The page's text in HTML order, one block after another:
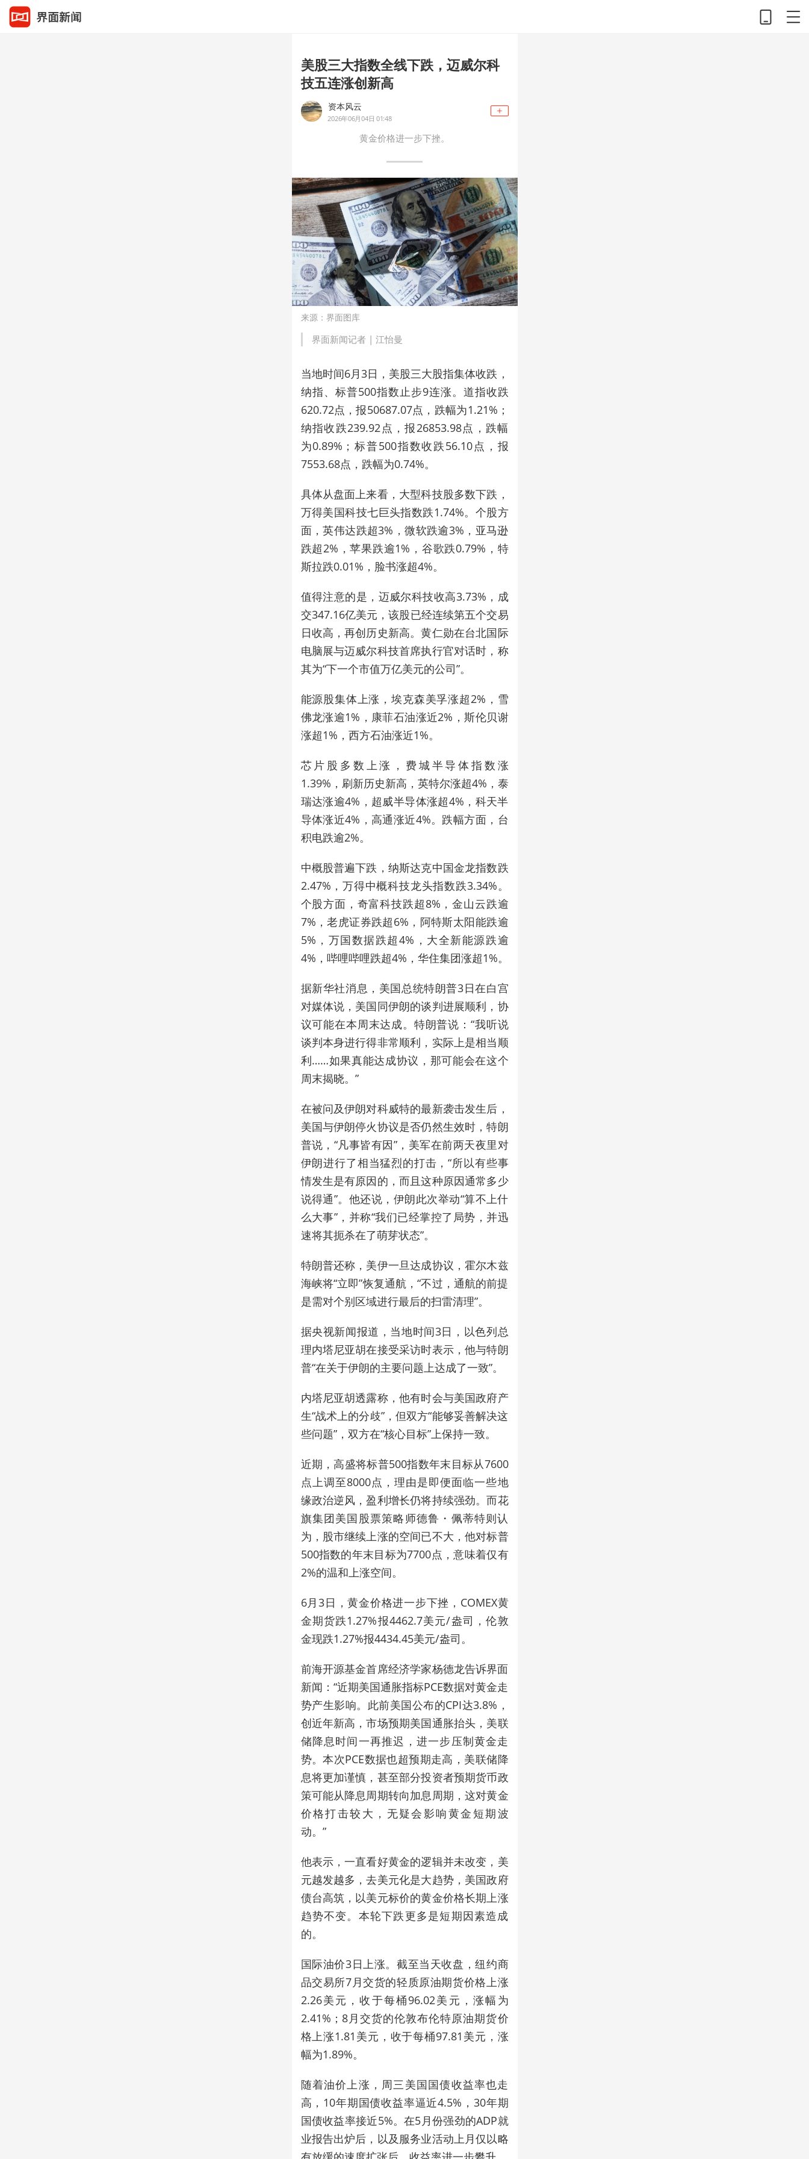
美股三大指数全线下跌，迈威尔科
技五连涨创新高
资本风云
2026年06月04日 01:48
黄金价格进一步下挫。
来源：界面图库
界面新闻记者 | 江怡曼
当地时间6月3日， 美股三大股指集体收跌，
纳指、标普500指数止步9连涨。道指收跌
620.72点，报50687.07点，跌幅为1.21%；
纳指收跌239.92点，报26853.98点，跌幅
为0.89%；标普500指数收跌56.10点，报
7553.68点，跌幅为0.74%。
具体从盘面上来看， 大型科技股多数下跌，
万得美国科技七巨头指数跌1.74%。个股方
面，英伟达跌超3%，微软跌逾3%，亚马逊
跌超2%，苹果跌逾1%，谷歌跌0.79%，特
斯拉跌0.01%，脸书涨超4%。
值得注意的是， 迈威尔科技收高3.73%，成
交347.16亿美元 ，该股已经连续第五个交易
日收高，再创历史新高。黄仁勋在台北国际
电脑展与迈威尔科技首席执行官对话时，称
其为“下一个市值万亿美元的公司”。
能源股集体上涨，埃克森美孚涨超2%，雪
佛龙涨逾1%，康菲石油涨近2%，斯伦贝谢
涨超1%，西方石油涨近1%。
芯片股多数上涨，费城半导体指数涨
1.39%，刷新历史新高，英特尔涨超4%，泰
瑞达涨逾4%，超威半导体涨超4%，科天半
导体涨近4%，高通涨近4%。跌幅方面，台
积电跌逾2%。
中概股普遍下跌，纳斯达克中国金龙指数跌
2.47%，万得中概科技龙头指数跌3.34%。
个股方面，奇富科技跌超8%，金山云跌逾
7%，老虎证券跌超6%，阿特斯太阳能跌逾
5%，万国数据跌超4%，大全新能源跌逾
4%，哔哩哔哩跌超4%，华住集团涨超1%。
据新华社消息，美国总统特朗普3日在白宫
对媒体说，美国同伊朗的谈判进展顺利，协
议可能在本周末达成。特朗普说：“我听说
谈判本身进行得非常顺利，实际上是相当顺
利……如果真能达成协议，那可能会在这个
周末揭晓。”
在被问及伊朗对科威特的最新袭击发生后，
美国与伊朗停火协议是否仍然生效时，特朗
普说，“凡事皆有因”，美军在前两天夜里对
伊朗进行了相当猛烈的打击，“所以有些事
情发生是有原因的，而且这种原因通常多少
说得通”。他还说，伊朗此次举动“算不上什
么大事”，并称“我们已经掌控了局势，并迅
速将其扼杀在了萌芽状态”。
特朗普还称，美伊一旦达成协议，霍尔木兹
海峡将“立即”恢复通航，“不过，通航的前提
是需对个别区域进行最后的扫雷清理”。
据央视新闻报道，当地时间3日，以色列总
理内塔尼亚胡在接受采访时表示，他与特朗
普“在关于伊朗的主要问题上达成了一致”。
内塔尼亚胡透露称，他有时会与美国政府产
生“战术上的分歧”，但双方“能够妥善解决这
些问题”，双方在“核心目标”上保持一致。
近期， 高盛将标普500指数年末目标从7600
点上调至8000点，理由是即便面临一些地
缘政治逆风，盈利增长仍将持续强劲。而花
旗集团美国股票策略师德鲁・佩蒂特则认
为，股市继续上涨的空间已不大，他对标普
500指数的年末目标为7700点，意味着仅有
2%的温和上涨空间。
6月3日，黄金价格进一步下挫，COMEX黄
金期货跌1.27%报4462.7美元/盎司，伦敦
金现跌1.27%报4434.45美元/盎司。
前海开源基金首席经济学家杨德龙告诉界面
新闻：“近期美国通胀指标PCE数据对黄金走
势产生影响。此前美国公布的CPI达3.8%，
创近年新高，市场预期美国通胀抬头，美联
储降息时间一再推迟，进一步压制黄金走
势。本次PCE数据也超预期走高，美联储降
息将更加谨慎，甚至部分投资者预期货币政
策可能从降息周期转向加息周期，这对黄金
价格打击较大，无疑会影响黄金短期波
动。”
他表示，一直看好黄金的逻辑并未改变，美
元越发越多，去美元化是大趋势，美国政府
债台高筑，以美元标价的黄金价格长期上涨
趋势不变。本轮下跌更多是短期因素造成
的。
国际油价3日上涨。截至当天收盘，纽约商
品交易所7月交货的轻质原油期货价格上涨
2.26美元，收于每桶96.02美元，涨幅为
2.41%；8月交货的伦敦布伦特原油期货价
格上涨1.81美元，收于每桶97.81美元，涨
幅为1.89%。
随着油价上涨，周三美国国债收益率也走
高，10年期国债收益率逼近4.5%，30年期
国债收益率接近5%。在5月份强劲的ADP就
业报告出炉后，以及服务业活动上月仅以略